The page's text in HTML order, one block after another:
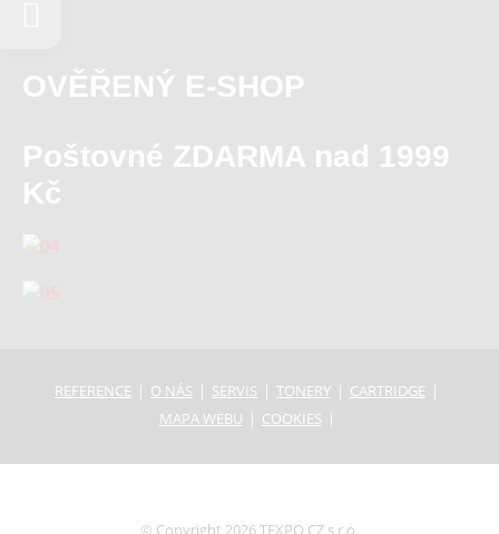
OVĚŘENÝ E-SHOP
Poštovné ZDARMA nad 1999
Kč
REFERENCE O NÁS SERVIS TONERY
CARTRIDGE
MAPA WEBU
COOKIES
© Copyright 2026 TEXPO CZ s.r.o.